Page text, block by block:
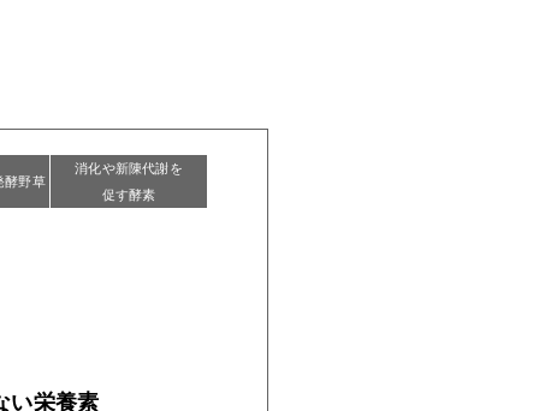
酵野草
消化や新陳代謝を
促す酵素
い栄養素